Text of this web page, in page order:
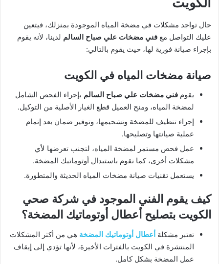
حال تواجد مشكلات في مضخة المياه الموجودة بمنزلك، فيتعين
عليك التواصل مع فني مضخات علي صباح السالم لدينا، لأنه يقوم
بإجراء صيانة فورية لها، حيث يقوم بالتالي:
صيانة مضخات المياه في الكويت
يقوم فني مضخات علي صباح السالم بإجراء الفحص الشامل
لمضخة المياه، ومنح العميل قطع الغيار الأصلية من التوكيل.
إجراء تنظيف للمضخة وتشحيمها، وتوفير ضمان بعد إتمام
عملية صيانتها وتصليحها.
عمل فحص مستمر لمضخة المياه، لتجنب تعرضها لأي
مشكلات أخرى، كما نقوم باستبدال أوتوماتيك المضخة.
يستعمل تقنيات صيانة مضخات المياه الحديثة والمتطورة.
كيف يقوم الفني الموجود في شركة صحي
الكويت بتصليح أعطال أوتوماتيك المضخة؟
تعتبر مشكلة أعطال أوتوماتيك المضخة هي من أكثر المشكلات
المنتشرة في الكويت بالفترات الأخيرة، لأنها تؤدي إلى إيقاف
عمل المضخة بشكل كامل.